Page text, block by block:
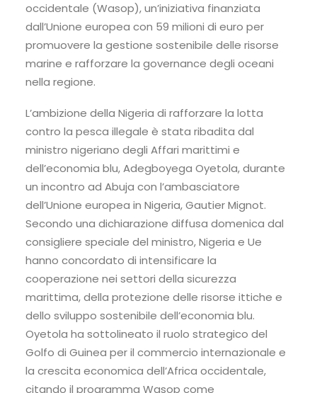
occidentale (Wasop), un’iniziativa finanziata
dall’Unione europea con 59 milioni di euro per
promuovere la gestione sostenibile delle risorse
marine e rafforzare la governance degli oceani
nella regione.
L’ambizione della Nigeria di rafforzare la lotta
contro la pesca illegale è stata ribadita dal
ministro nigeriano degli Affari marittimi e
dell’economia blu, Adegboyega Oyetola, durante
un incontro ad Abuja con l’ambasciatore
dell’Unione europea in Nigeria, Gautier Mignot.
Secondo una dichiarazione diffusa domenica dal
consigliere speciale del ministro, Nigeria e Ue
hanno concordato di intensificare la
cooperazione nei settori della sicurezza
marittima, della protezione delle risorse ittiche e
dello sviluppo sostenibile dell’economia blu.
Oyetola ha sottolineato il ruolo strategico del
Golfo di Guinea per il commercio internazionale e
la crescita economica dell’Africa occidentale,
citando il programma Wasop come